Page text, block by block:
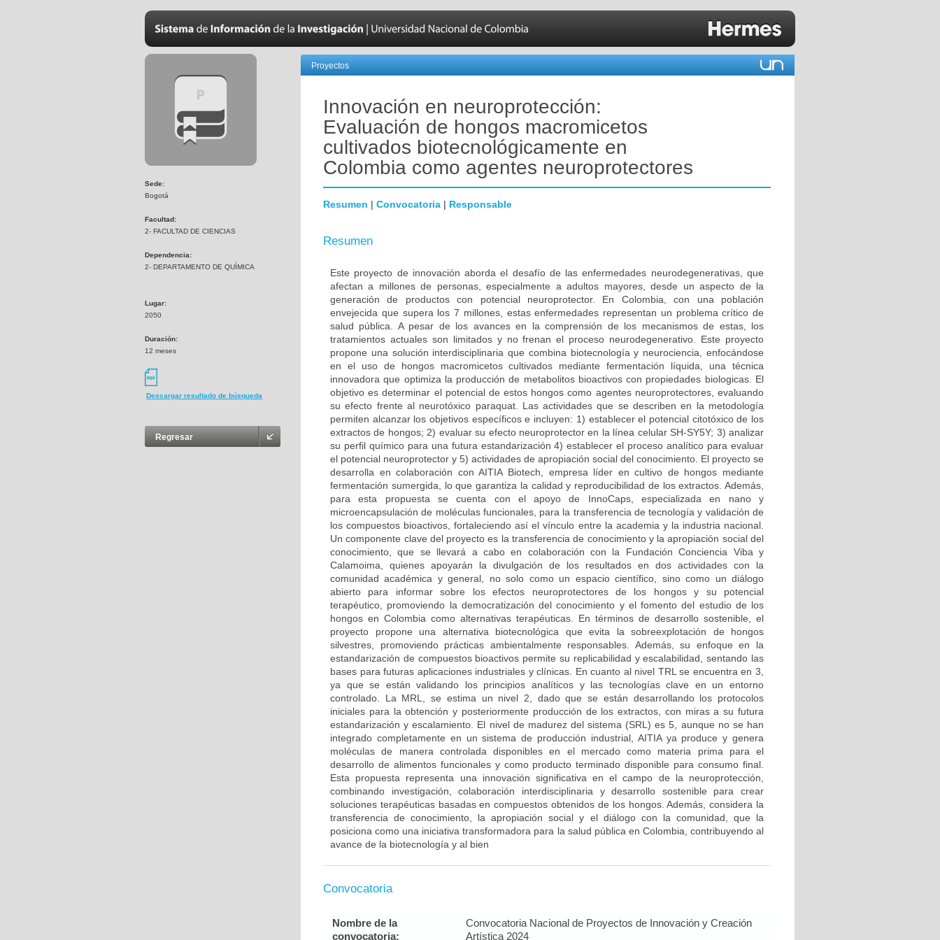
Sede:
Bogotá
Facultad:
2- FACULTAD DE CIENCIAS
Dependencia:
2- DEPARTAMENTO DE QUÍMICA
Lugar:
2050
Duración:
12 meses
Descargar resultado de búsqueda
Regresar
Proyectos
Innovación en neuroprotección:
Evaluación de hongos macromicetos
cultivados biotecnológicamente en
Colombia como agentes neuroprotectores
Resumen | Convocatoria | Responsable
Resumen
Este proyecto de innovación aborda el desafío de las enfermedades neurodegenerativas, que
afectan a millones de personas, especialmente a adultos mayores, desde un aspecto de la
generación de productos con potencial neuroprotector. En Colombia, con una población
envejecida que supera los 7 millones, estas enfermedades representan un problema crítico de
salud pública. A pesar de los avances en la comprensión de los mecanismos de estas, los
tratamientos actuales son limitados y no frenan el proceso neurodegenerativo. Este proyecto
propone una solución interdisciplinaria que combina biotecnología y neurociencia, enfocándose
en el uso de hongos macromicetos cultivados mediante fermentación líquida, una técnica
innovadora que optimiza la producción de metabolitos bioactivos con propiedades biologicas. El
objetivo es determinar el potencial de estos hongos como agentes neuroprotectores, evaluando
su efecto frente al neurotóxico paraquat. Las actividades que se describen en la metodología
permiten alcanzar los objetivos específicos e incluyen: 1) establecer el potencial citotóxico de los
extractos de hongos; 2) evaluar su efecto neuroprotector en la línea celular SH-SY5Y; 3) analizar
su perfil químico para una futura estandarización 4) establecer el proceso analítico para evaluar
el potencial neuroprotector y 5) actividades de apropiación social del conocimiento. El proyecto se
desarrolla en colaboración con AITIA Biotech, empresa líder en cultivo de hongos mediante
fermentación sumergida, lo que garantiza la calidad y reproducibilidad de los extractos. Además,
para esta propuesta se cuenta con el apoyo de InnoCaps, especializada en nano y
microencapsulación de moléculas funcionales, para la transferencia de tecnología y validación de
los compuestos bioactivos, fortaleciendo así el vínculo entre la academia y la industria nacional.
Un componente clave del proyecto es la transferencia de conocimiento y la apropiación social del
conocimiento, que se llevará a cabo en colaboración con la Fundación Conciencia Viba y
Calamoima, quienes apoyarán la divulgación de los resultados en dos actividades con la
comunidad académica y general, no solo como un espacio científico, sino como un diálogo
abierto para informar sobre los efectos neuroprotectores de los hongos y su potencial
terapéutico, promoviendo la democratización del conocimiento y el fomento del estudio de los
hongos en Colombia como alternativas terapéuticas. En términos de desarrollo sostenible, el
proyecto propone una alternativa biotecnológica que evita la sobreexplotación de hongos
silvestres, promoviendo prácticas ambientalmente responsables. Además, su enfoque en la
estandarización de compuestos bioactivos permite su replicabilidad y escalabilidad, sentando las
bases para futuras aplicaciones industriales y clínicas. En cuanto al nivel TRL se encuentra en 3,
ya que se están validando los principios analíticos y las tecnologías clave en un entorno
controlado. La MRL, se estima un nivel 2, dado que se están desarrollando los protocolos
iniciales para la obtención y posteriormente producción de los extractos, con miras a su futura
estandarización y escalamiento. El nivel de madurez del sistema (SRL) es 5, aunque no se han
integrado completamente en un sistema de producción industrial, AITIA ya produce y genera
moléculas de manera controlada disponibles en el mercado como materia prima para el
desarrollo de alimentos funcionales y como producto terminado disponible para consumo final.
Esta propuesta representa una innovación significativa en el campo de la neuroprotección,
combinando investigación, colaboración interdisciplinaria y desarrollo sostenible para crear
soluciones terapéuticas basadas en compuestos obtenidos de los hongos. Además, considera la
transferencia de conocimiento, la apropiación social y el diálogo con la comunidad, que la
posiciona como una iniciativa transformadora para la salud pública en Colombia, contribuyendo al
avance de la biotecnología y al bien
Convocatoria
Nombre de la
convocatoria:
Convocatoria Nacional de Proyectos de Innovación y Creación
Artística 2024